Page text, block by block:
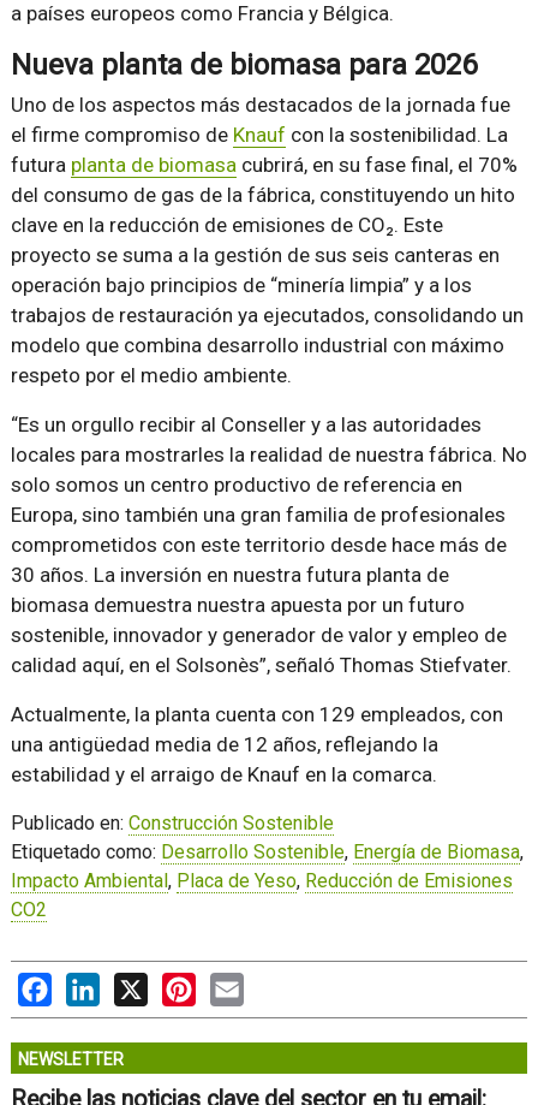
a países europeos como Francia y Bélgica.
Nueva planta de biomasa para 2026
Uno de los aspectos más destacados de la jornada fue
el firme compromiso de Knauf con la sostenibilidad. La
futura planta de biomasacubrirá, en su fase final, el 70%
del consumo de gas de la fábrica, constituyendo un hito
clave en la reducción de emisiones de CO₂. Este
proyecto se suma a la gestión de sus seis canteras en
operación bajo principios de “minería limpia” y a los
trabajos de restauración ya ejecutados, consolidando un
modelo que combina desarrollo industrial con máximo
respeto por el medio ambiente.
“Es un orgullo recibir al Conseller y a las autoridades
locales para mostrarles la realidad de nuestra fábrica. No
solo somos un centro productivo de referencia en
Europa, sino también una gran familia de profesionales
comprometidos con este territorio desde hace más de
30 años. La inversión en nuestra futura planta de
biomasa demuestra nuestra apuesta por un futuro
sostenible, innovador y generador de valor y empleo de
calidad aquí, en el Solsonès”, señaló Thomas Stiefvater.
Actualmente, la planta cuenta con 129 empleados, con
una antigüedad media de 12 años, reflejando la
estabilidad y el arraigo de Knauf en la comarca.
Publicado en: Construcción Sostenible
Etiquetado como: Desarrollo Sostenible, Energía de Biomasa,
Impacto Ambiental , Placa de Yeso, Reducción de Emisiones
CO2
FacebookLinkedIn Pinterest
NEWSLETTER